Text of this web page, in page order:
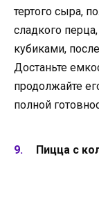
тертого сыра,
сладкого
кубиками,
Достаньте
продолжайте
полной
Пицца с